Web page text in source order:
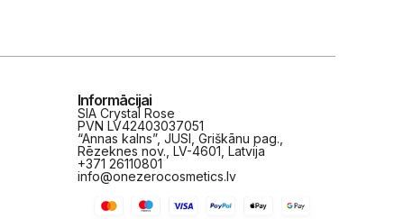
Informācijai
SIA Crystal Rose
PVN LV42403037051
“Annas kalns”, JUSI, Griškānu pag.,
Rēzeknes nov., LV-4601, Latvija
+371 26110801
info@onezerocosmetics.lv